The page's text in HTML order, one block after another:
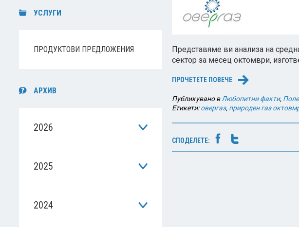
УСЛУГИ
ПРОДУКТОВИ ПРЕДЛОЖЕНИЯ
АРХИВ
2026
2025
2024
Представяме ви анализа на
сектор за месец октомври,
ПРОЧЕТЕТЕ ПОВЕЧЕ →
Публикувано вЛюбопитни факти,
Етикети:овергаз, природен газ
СПОДЕЛЕТЕ: